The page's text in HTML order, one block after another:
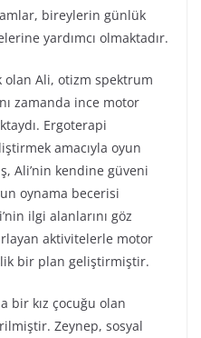
bireylerin günlük
yardımcı olmaktadır.
olan Ali, otizm spektrum
zamanda ince motor
Ergoterapi
amacıyla oyun
Ali’nin kendine güveni
oynama becerisi
ilgi alanlarını göz
aktivitelerle motor
bir plan geliştirmiştir.
bir kız çocuğu olan
Zeynep, sosyal